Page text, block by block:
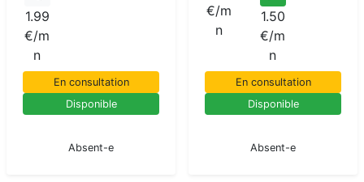
1.99
€/m
n
En consultation
Disponible
Absent-e
€/m
n
1.50
€/m
n
En consultation
Disponible
Absent-e